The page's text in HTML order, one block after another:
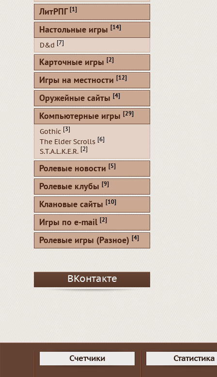
ЛитРПГ [1]
Настольные игры [14]
D&d [7]
Карточные игры [2]
Игры на местности [12]
Оружейные сайты [4]
Компьютерные игры [29]
Gothic [3]
The Elder Scrolls [6]
S.T.A.L.K.E.R. [2]
Ролевые новости [5]
Ролевые клубы [9]
Клановые сайты [10]
Игры по e-mail [2]
Ролевые игры (Разное) [4]
ВКонтакте
Счетчики Статистика